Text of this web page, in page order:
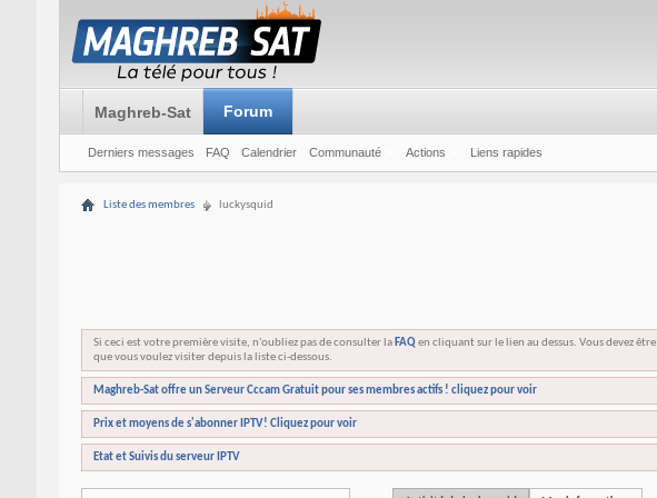
Maghreb-Sat Forum
Derniers messages FAQ Calendrier Communauté Actions Liens rapides
Liste des membres luckysquid
Si ceci est votre première visite, n'oubliez pas de consulter la FAQen cliquant sur le lien au dessus. Vous devez être
que vous voulez visiter depuis la liste ci-dessous.
Maghreb-Sat offre un Serveur Cccam Gratuit pour ses membres actifs ! cliquez pour voir
Prix et moyens de s'abonner IPTV! Cliquez pour voir
Etat et Suivis du serveur IPTV